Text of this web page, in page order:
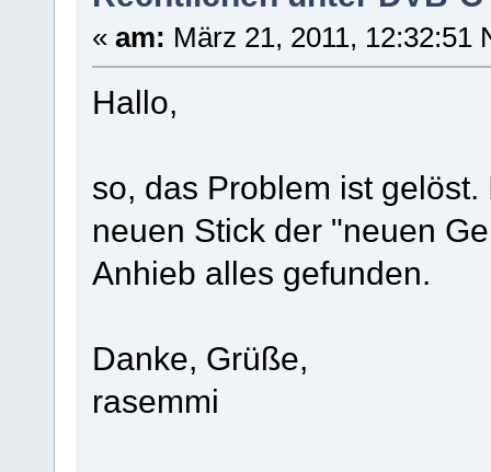
« am: März 21, 2011, 12:32:51
Hallo,
so, das Problem ist
neuen Stick der "neuen
Anhieb alles gefunden.
Danke, Grüße,
rasemmi